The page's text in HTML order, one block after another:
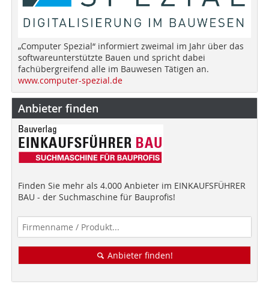
„Computer Spezial“ informiert zweimal im Jahr über das
softwareunterstützte Bauen und spricht dabei
fachübergreifend alle im Bauwesen Tätigen an.
www.computer-spezial.de
Anbieter finden
Finden Sie mehr als 4.000 Anbieter im EINKAUFSFÜHRER
BAU - der Suchmaschine für Bauprofis!
Anbieter finden!